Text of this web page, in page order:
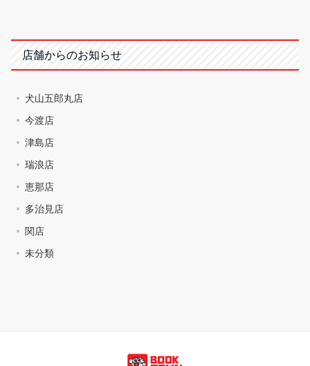
店舗からのお知らせ
犬山五郎丸店
今渡店
津島店
瑞浪店
恵那店
多治見店
関店
未分類